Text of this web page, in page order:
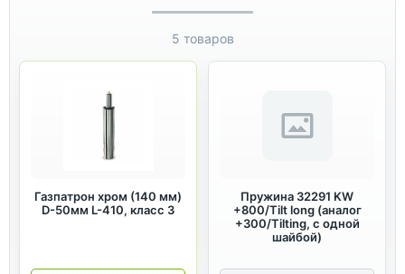
5 товаров
Газпатрон хром (140 мм)
D-50мм L-410, класс 3
Пружина 32291 KW
+800/Tilt long (аналог
+300/Tilting, с одной
шайбой)